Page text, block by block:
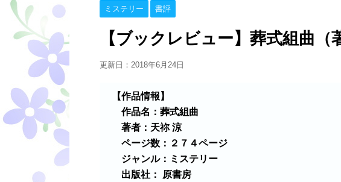
ミステリー 書評
【ブックレビュー】葬式組曲（
更新日： 2018年6月24日
【作品情報】
作品名：葬式組曲
著者：天祢 涼
ページ数：２７４ページ
ジャンル：ミステリー
出版社： 原書房